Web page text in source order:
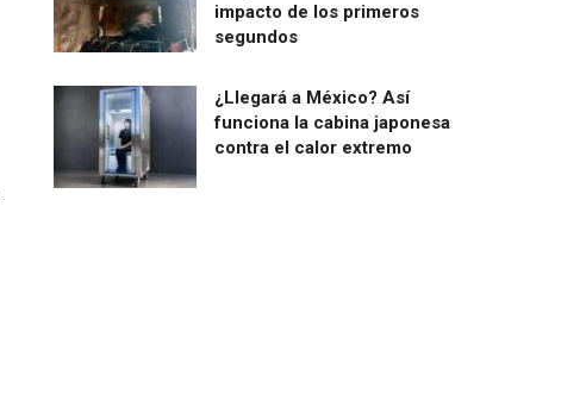
impacto de los primeros
segundos
¿Llegará a México? Así
funciona la cabina japonesa
contra el calor extremo